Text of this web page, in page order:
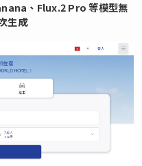
、Flux.2 Pro 等模型無
生成